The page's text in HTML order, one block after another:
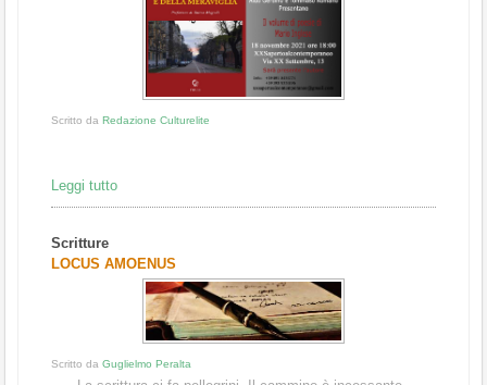
Scritto da Redazione Culturelite
Leggi tutto
Scritture
LOCUS AMOENUS
Scritto da Guglielmo Peralta